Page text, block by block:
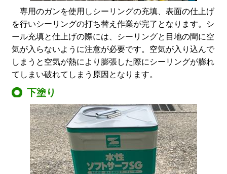
専用のガンを使用しシーリングの充填、表面の仕上げ
を行いシーリングの打ち替え作業が完了となります。シ
ール充填と仕上げの際には、シーリングと目地の間に空
気が入らないように注意が必要です。空気が入り込んで
しまうと空気が熱により膨張した際にシーリングが膨れ
てしまい破れてしまう原因となります。
下塗り